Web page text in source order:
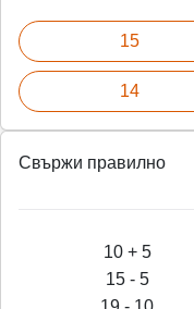
15
14
Свържи правилно
10 + 5
15 - 5